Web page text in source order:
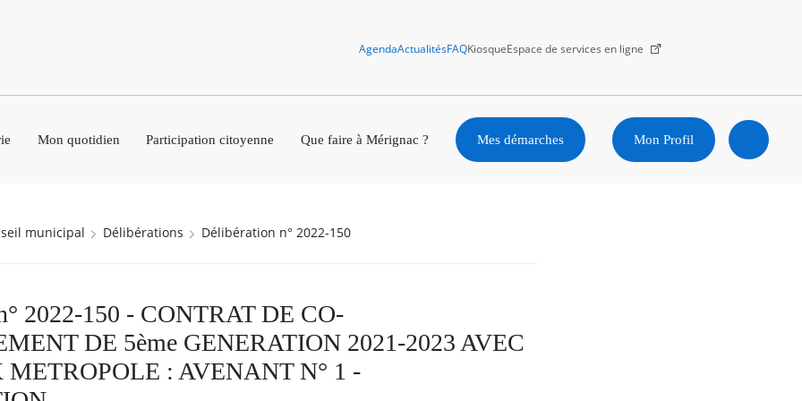
AgendaActualitésFAQKiosqueEspace de services en ligne
Mon quotidien Participation citoyenne Que faire à Mérignac ? Mes démarches Mon Profil
municipal Délibérations Délibération n° 2022-150
2022-150 - CONTRAT DE CO-
DE 5ème GENERATION 2021-2023 AVEC
: AVENANT N° 1 -